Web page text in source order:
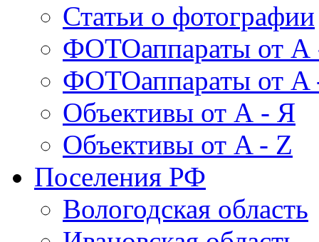
Статьи о фотографии
ФОТОаппараты от А
ФОТОаппараты от A
Объективы от А - Я
Объективы от A - Z
Поселения РФ
Вологодская область